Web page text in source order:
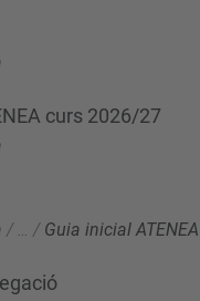
curs 2026/27
/ / Guia inicial